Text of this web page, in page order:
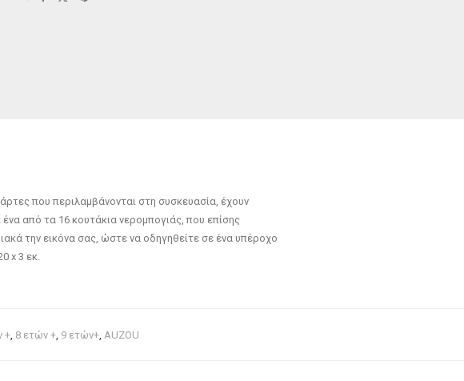
που περιλαμβάνονται στη συσκευασία, έχουν
από τα 16 κουτάκια νερομπογιάς, που επίσης
την εικόνα σας, ώστε να οδηγηθείτε σε ένα υπέροχο
x 3 εκ.
+, 8 ετών +, 9 ετών+, AUZOU